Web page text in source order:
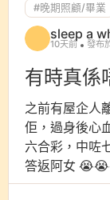
#晚期照顧/畢業
sleep a
10天前 發布
有時真係
之前有屋企人
佢，過身後心
六合彩，中咗
答返阿女